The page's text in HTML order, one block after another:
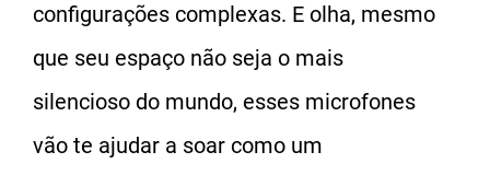
configurações complexas. E olha, mesmo
que seu espaço não seja o mais
silencioso do mundo, esses microfones
vão te ajudar a soar como um